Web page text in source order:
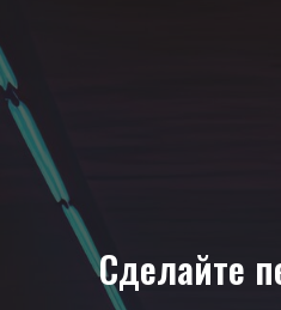
Сделайте